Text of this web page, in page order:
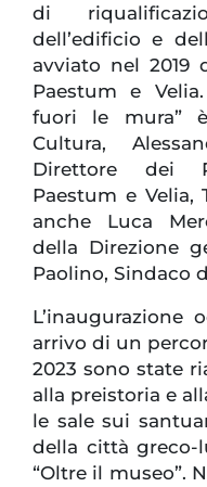
di
dell’edificio e
avviato nel 2019
Paestum e
fuori le mura”
Cultura,
Direttore dei
Paestum e Velia,
anche Luca
della Direzione
Paolino, Sindaco
arrivo di un
2023 sono state
alla preistoria e
le sale sui
della città greco-
“Oltre il museo”.